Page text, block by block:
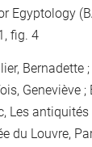
Egyptology
fig. 4
Bernadette
Geneviève ;
Les
du Louvre,